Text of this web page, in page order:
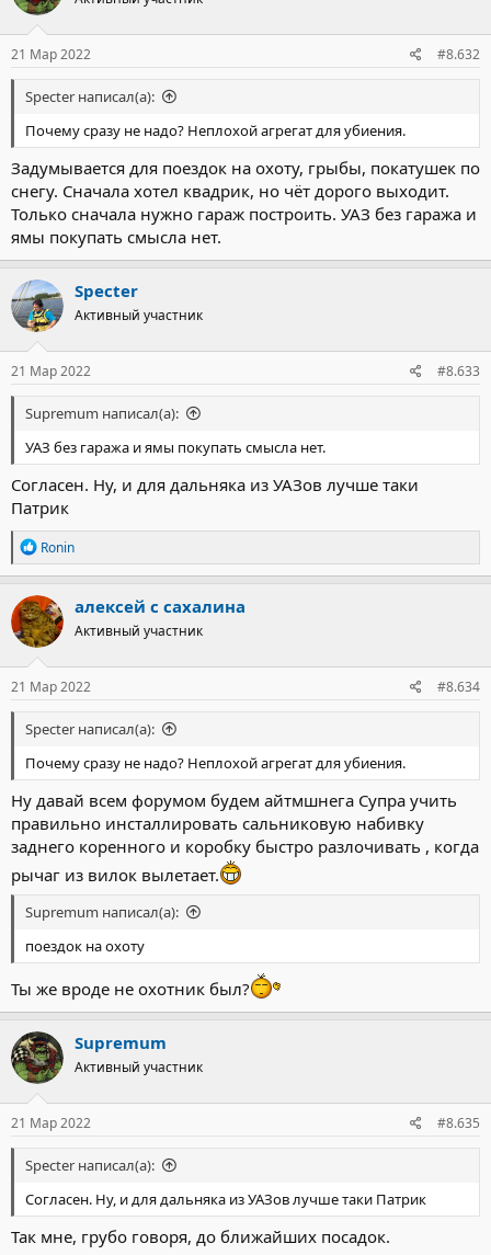
21 Мар 2022 #8.632
Specter написал(а):
Почему сразу не надо? Неплохой агрегат для убиения.
Задумывается для поездок на охоту, грыбы, покатушек по
снегу. Сначала хотел квадрик, но чёт дорого выходит.
Только сначала нужно гараж построить. УАЗ без гаража и
ямы покупать смысла нет.
Specter
Активный участник
21 Мар 2022 #8.633
Supremum написал(а):
УАЗ без гаража и ямы покупать смысла нет.
Согласен. Ну, и для дальняка из УАЗов лучше таки
Патрик
Р
е
а
к
ц
и
и
:
Ronin
алексей с сахалина
Активный участник
21 Мар 2022 #8.634
Specter написал(а):
Почему сразу не надо? Неплохой агрегат для убиения.
Ну давай всем форумом будем айтмшнега Супра учить
правильно инсталлировать сальниковую набивку
заднего коренного и коробку быстро разлочивать , когда
рычаг из вилок вылетает.
Supremum написал(а):
поездок на охоту
Ты же вроде не охотник был?
Supremum
Активный участник
21 Мар 2022 #8.635
Specter написал(а):
Согласен. Ну, и для дальняка из УАЗов лучше таки Патрик
Так мне, грубо говоря, до ближайших посадок.